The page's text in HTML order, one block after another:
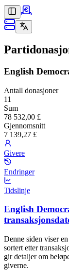
English
Antall donasjoner
11
Sum
78 532,00 £
Gjennomsnitt
7 139,27 £
Givere
Endringer
Tidslinje
English
Denne siden viser
sortert etter
gir detaljer om
giverne.